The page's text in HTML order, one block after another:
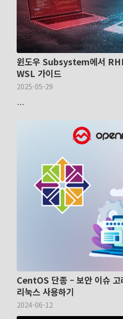
윈도우 Subsystem에서
WSL 가이드
2025-05-29
…
CentOS 단종 – 보안 이슈 고
리눅스 사용하기
2024-06-12